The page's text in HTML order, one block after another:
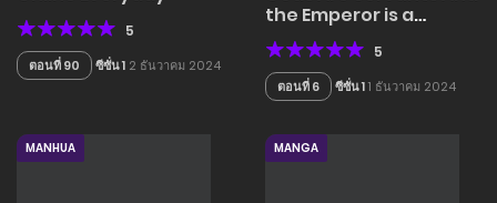
5
ตอนที่ 90 ซีซั่น 1 2 ธันวาคม 2024
the Emperor is a
Watchdog
5
ตอนที่ 6 ซีซั่น 11 ธันวาคม 2024
MANHUA MANGA